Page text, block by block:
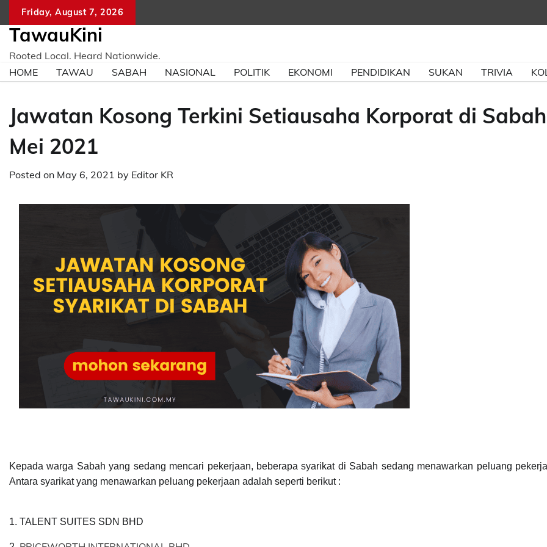
content
Friday, August 7, 2026
TawauKini
Rooted Local. Heard Nationwide.
HOME
TAWAU SABAH NASIONAL POLITIK EKONOMI PENDIDIKAN SUKAN TRIVIA
Jawatan Kosong Terkini Setiausaha Korporat di Sabah
Mei 2021
Posted on May 6, 2021 by Editor KR
Kepada warga Sabah yang sedang mencari pekerjaan, beberapa syarikat di Sabah sedang menawarkan peluang
Antara syarikat yang menawarkan peluang pekerjaan adalah seperti berikut :
1. TALENT SUITES SDN BHD